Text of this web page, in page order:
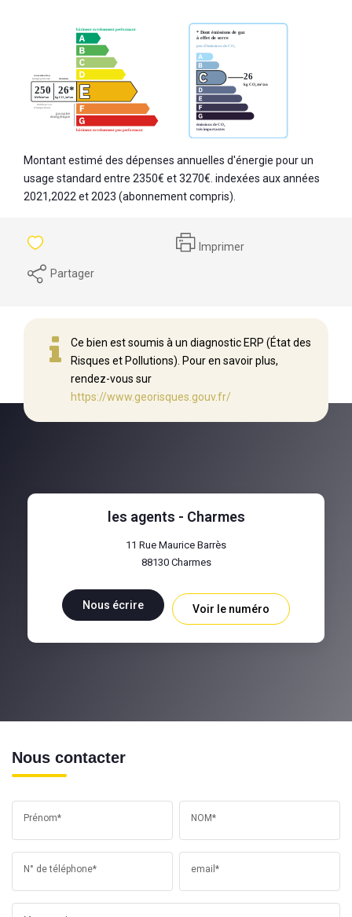
Montant estimé des dépenses annuelles d'énergie pour un
usage standard entre 2350€ et 3270€. indexées aux années
2021,2022 et 2023 (abonnement compris).
Imprimer
Partager
Ce bien est soumis à un diagnostic ERP (État des
Risques et Pollutions). Pour en savoir plus,
rendez-vous sur
https://www.georisques.gouv.fr/
les agents - Charmes
11 Rue Maurice Barrès
88130 Charmes
Nous écrire Voir le numéro
Nous contacter
Prénom* NOM*
N° de téléphone* email*